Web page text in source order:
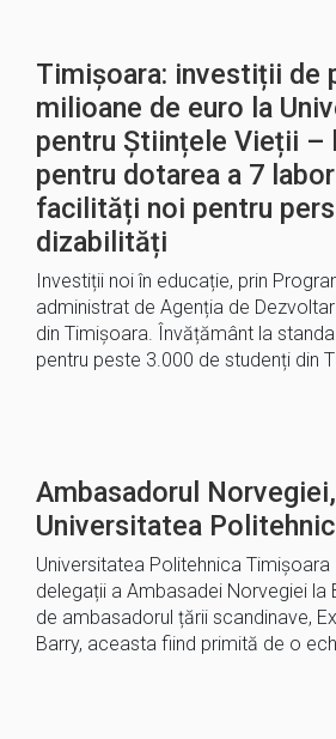
Timișoara: investiții de
milioane de euro la
pentru Științele Vieții –
pentru dotarea a 7
facilități noi pentru
dizabilități
Investiții noi în educație, prin
administrat de Agenția de
din Timișoara. Învățământ la
pentru peste 3.000 de studenți din
Ambasadorul
Universitatea
Universitatea Politehnica
delegații a Ambasadei Norvegiei la
de ambasadorul țării scandinave,
Barry, aceasta fiind primită de o